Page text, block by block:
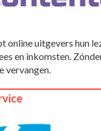
online uitgevers hun
en inkomsten.
vervangen.